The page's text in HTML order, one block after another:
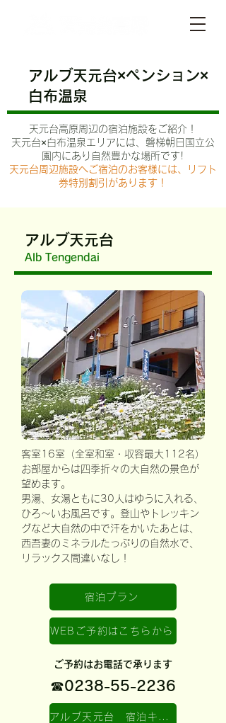
アルブ天元台×ペンション×
白布温泉
天元台高原周辺の宿泊施設をご紹介！
天元台×白布温泉エリアには、磐梯朝日国立公
園内にあり自然豊かな場所です​!
天元台周辺施設へご宿泊のお客様には、リフト
券特別割引があります！
アルブ天元台
Alb Tengendai
客室16室（全室和室・収容最大112名）
お部屋からは四季折々の大自然の景色が
望めます。
男湯、女湯ともに30人はゆうに入れる、
ひろ～いお風呂です。登山やトレッキン
グなど大自然の中で汗をかいたあとは、
西吾妻のミネラルたっぷりの自然水で、
リラックス間違いなし！
宿泊プラン
WEBご予約はこちらから
ご予約はお電話で承ります
☎0238-55-2236
アルブ天元台 宿泊キャンセルポリシー